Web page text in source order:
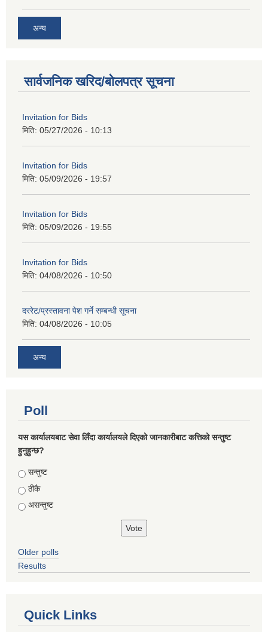
अन्य
सार्वजनिक खरिद/बोलपत्र सूचना
Invitation for Bids
मिति: 05/27/2026 - 10:13
Invitation for Bids
मिति: 05/09/2026 - 19:57
Invitation for Bids
मिति: 05/09/2026 - 19:55
Invitation for Bids
मिति: 04/08/2026 - 10:50
दररेट/प्रस्तावना पेश गर्ने सम्बन्धी सूचना
मिति: 04/08/2026 - 10:05
अन्य
Poll
यस कार्यालयबाट सेवा लिँदा कार्यालयले दिएको जानकारीबाट कत्तिको सन्तुष्ट
हुनुहुन्छ?
Choices
सन्तुष्ट
ठीकै
असन्तुष्ट
Older polls
Results
Quick Links